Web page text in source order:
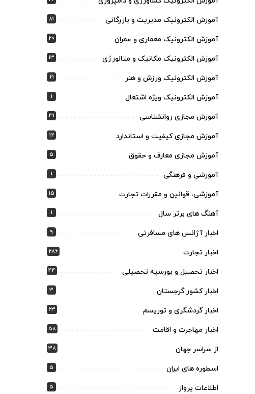
آموزش الکترونیک مدیریت و بازرگانی 81
آموزش الکترونیک معماری و عمران 20
آموزش الکترونیک مکانیک و متالورژی 13
آموزش الکترونیک ورزش و هنر 21
آموزش الکترونیک ویژه اشتغال 1
آموزش مجازی روانشناسی 31
آموزش مجازی کیفیت و استاندارد 12
آموزش مجازی معارف و حقوق 5
آموزشی و فرهنگی 1
آموزشی، قوانین و مقررات تجارت 15
آهنگ های برتر سال 1
اخبار آژانس های مسافرتی 9
اخبار تجارت 286
اخبار تحصیل و بورسیه تحصیلی 44
اخبار کشور گرجستان 3
اخبار گردشگری و توریسم 63
اخبار مهاجرت و اقامت 58
از سراسر جهان 38
اسطوره های ایران 5
اطلاعات پرواز 5